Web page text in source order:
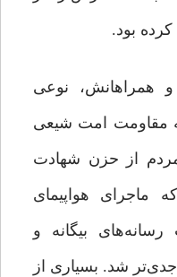
بود.
همراهانش، نوعی
مقاومت امت شیعی
از حزن شهادت
ماجرای هواپیمای
بیگانه و
شد. بسیاری از